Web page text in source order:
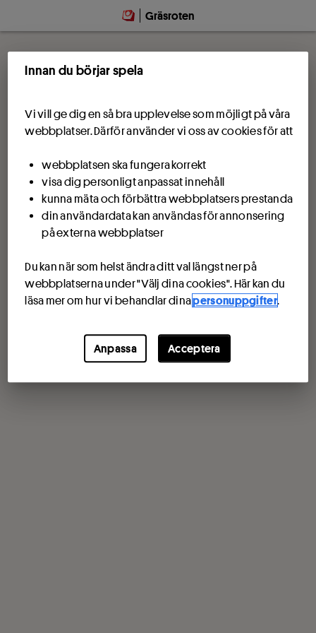
Gräsroten
Innan du börjar spela
Vi vill ge dig en så bra upplevelse som möjligt på våra
webbplatser. Därför använder vi oss av cookies för att
webbplatsen ska fungera korrekt
visa dig personligt anpassat innehåll
kunna mäta och förbättra webbplatsers prestanda
din användardata kan användas för annonsering
på externa webbplatser
Du kan när som helst ändra ditt val längst ner på
webbplatserna under "Välj dina cookies". Här kan du
läsa mer om hur vi behandlar dinapersonuppgifter.
Anpassa Acceptera